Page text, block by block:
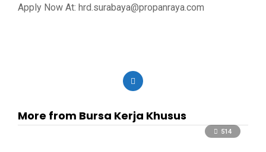
Apply Now At: hrd.surabaya@propanraya.com
More from Bursa Kerja Khusus
514